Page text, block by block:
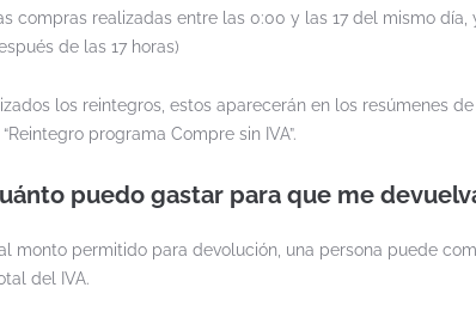
compras realizadas entre las 0:00 y las 17 del mismo
de las 17 horas)
los reintegros, estos aparecerán en los resúmenes
programa Compre sin IVA”.
puedo gastar para que me
monto permitido para devolución, una persona puede
del IVA.